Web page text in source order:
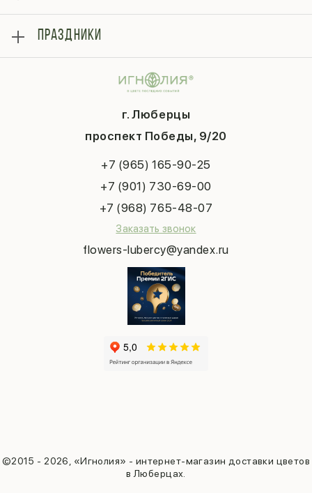
г. Люберцы
проспект Победы, 9/20
+7 (965) 165-90-25
+7 (901) 730-69-00
+7 (968) 765-48-07
Заказать звонок
flowers-lubercy@yandex.ru
©2015 - 2026, «Игнолия» - интернет-магазин доставки цветов
в Люберцах.
Отзывы
Блог
Гарантии
Контакты
Публичная оферта
Букеты
Композиции
ПРАЗДНИКИ
Последний звонок